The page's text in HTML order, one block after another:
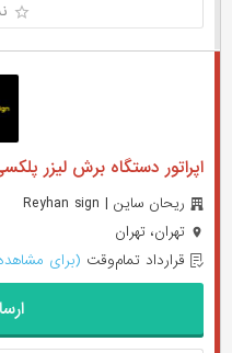
اپراتور دستگاه برش لیزر
ریحان ساین | Reyhan sign
تهران، تهران
قرارداد تمام‌وقت (برای